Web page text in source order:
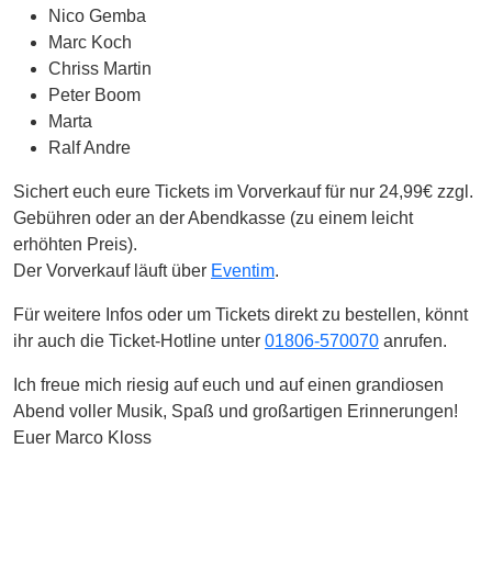
Nico Gemba
Marc Koch
Chriss Martin
Peter Boom
Marta
Ralf Andre
Sichert euch eure Tickets im Vorverkauf für nur 24,99€ zzgl.
Gebühren oder an der Abendkasse (zu einem leicht
erhöhten Preis).
Der Vorverkauf läuft über Eventim.
Für weitere Infos oder um Tickets direkt zu bestellen, könnt
ihr auch die Ticket-Hotline unter 01806-570070 anrufen.
Ich freue mich riesig auf euch und auf einen grandiosen
Abend voller Musik, Spaß und großartigen Erinnerungen!
Euer Marco Kloss